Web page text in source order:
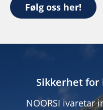
Følg oss her!
Sikkerhet for
NOORSI ivaretar